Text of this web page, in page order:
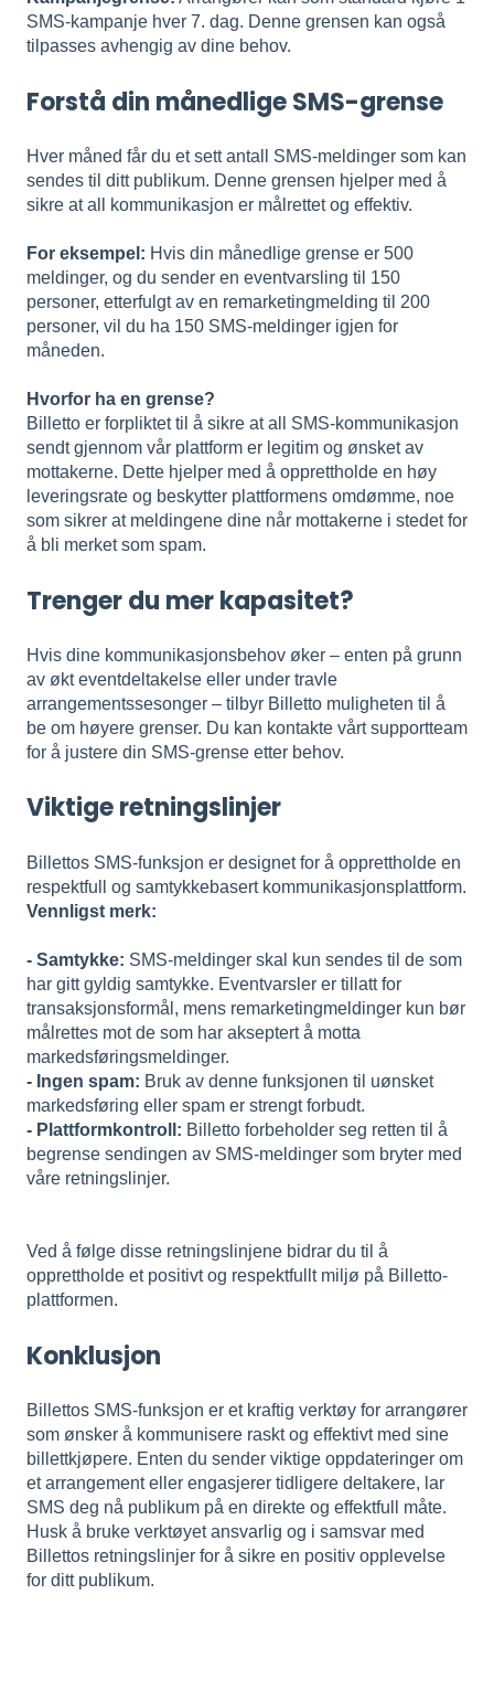
SMS-kampanje hver 7. dag. Denne grensen kan også
tilpasses avhengig av dine behov.
Forstå din månedlige SMS-grense
Hver måned får du et sett antall SMS-meldinger som kan
sendes til ditt publikum. Denne grensen hjelper med å
sikre at all kommunikasjon er målrettet og effektiv.
For eksempel: Hvis din månedlige grense er 500
meldinger, og du sender en eventvarsling til 150
personer, etterfulgt av en remarketingmelding til 200
personer, vil du ha 150 SMS-meldinger igjen for
måneden.
Hvorfor ha en grense?
Billetto er forpliktet til å sikre at all SMS-kommunikasjon
sendt gjennom vår plattform er legitim og ønsket av
mottakerne. Dette hjelper med å opprettholde en høy
leveringsrate og beskytter plattformens omdømme, noe
som sikrer at meldingene dine når mottakerne i stedet for
å bli merket som spam.
Trenger du mer kapasitet?
Hvis dine kommunikasjonsbehov øker – enten på grunn
av økt eventdeltakelse eller under travle
arrangementssesonger – tilbyr Billetto muligheten til å
be om høyere grenser. Du kan kontakte vårt supportteam
for å justere din SMS-grense etter behov.
Viktige retningslinjer
Billettos SMS-funksjon er designet for å opprettholde en
respektfull og samtykkebasert kommunikasjonsplattform.
Vennligst merk:
- Samtykke: SMS-meldinger skal kun sendes til de som
har gitt gyldig samtykke. Eventvarsler er tillatt for
transaksjonsformål, mens remarketingmeldinger kun bør
målrettes mot de som har akseptert å motta
markedsføringsmeldinger.
- Ingen spam: Bruk av denne funksjonen til uønsket
markedsføring eller spam er strengt forbudt.
- Plattformkontroll: Billetto forbeholder seg retten til å
begrense sendingen av SMS-meldinger som bryter med
våre retningslinjer.
Ved å følge disse retningslinjene bidrar du til å
opprettholde et positivt og respektfullt miljø på Billetto-
plattformen.
Konklusjon
Billettos SMS-funksjon er et kraftig verktøy for arrangører
som ønsker å kommunisere raskt og effektivt med sine
billettkjøpere. Enten du sender viktige oppdateringer om
et arrangement eller engasjerer tidligere deltakere, lar
SMS deg nå publikum på en direkte og effektfull måte.
Husk å bruke verktøyet ansvarlig og i samsvar med
Billettos retningslinjer for å sikre en positiv opplevelse
for ditt publikum.